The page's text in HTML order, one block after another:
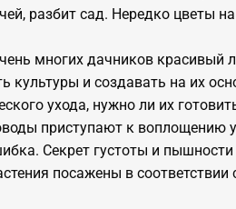
разбит сад. Нередко цветы
многих дачников
и создавать на их
ухода, нужно ли их
приступают к воплощению
Секрет густоты и
посажены в соответствии